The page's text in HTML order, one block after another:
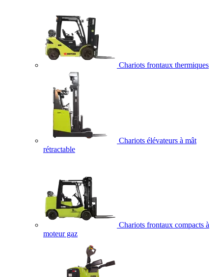
Chariots frontaux thermiques
Chariots élévateurs à mât
rétractable
Chariots frontaux compacts à
moteur gaz